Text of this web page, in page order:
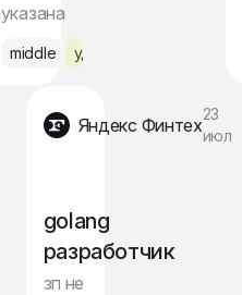
указана
middle удалённо
Яндекс Финтех
23
июл
golang
разработчик
зп не